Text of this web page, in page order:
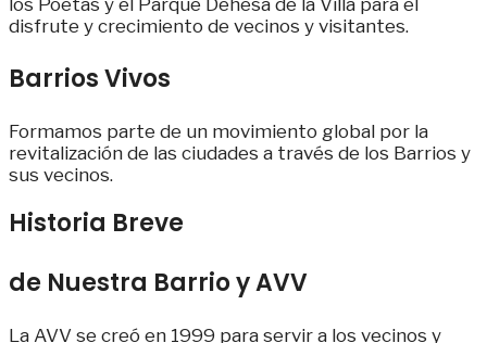
los Poetas y el Parque Dehesa de la Villa para el
disfrute y crecimiento de vecinos y visitantes.
Barrios Vivos
Formamos parte de un movimiento global por la
revitalización de las ciudades a través de los Barrios y
sus vecinos.
Historia Breve
de Nuestra Barrio y AVV
La AVV se creó en 1999 para servir a los vecinos y